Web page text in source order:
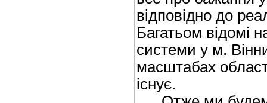
відповідно до
Багатьом відомі
системи у м.
масштабах
існує.